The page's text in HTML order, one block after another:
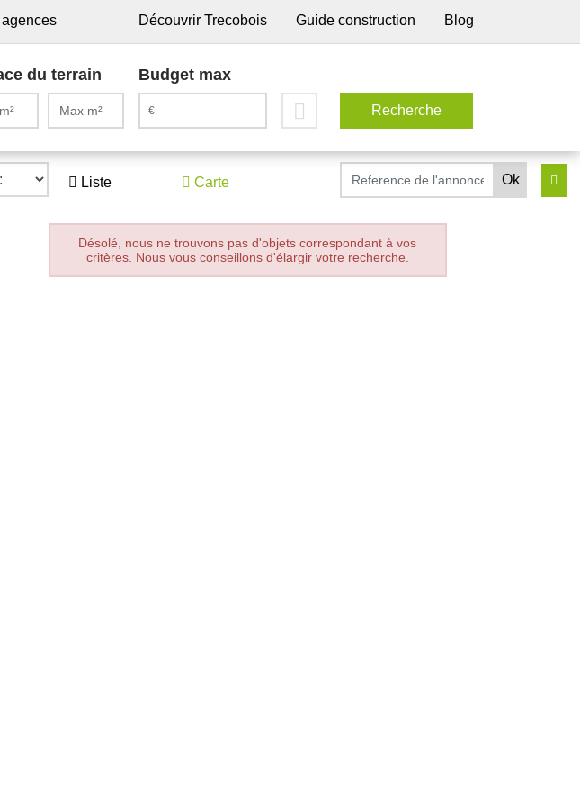
agences Découvrir Trecobois Guide construction Blog
du terrain Budget max
Liste Carte
Désolé, nous ne trouvons pas d'objets correspondant à vos
critères. Nous vous conseillons d'élargir votre recherche.